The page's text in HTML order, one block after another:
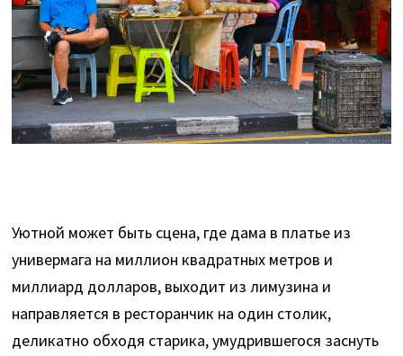
Уютной может быть сцена, где дама в платье из
универмага на миллион квадратных метров и
миллиард долларов, выходит из лимузина и
направляется в ресторанчик на один столик,
деликатно обходя старика, умудрившегося заснуть